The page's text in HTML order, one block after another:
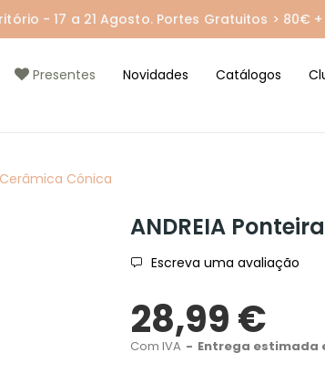
- 17 a 21 Agosto. Portes Gratuitos > 80€
Presentes Novidades Catálogos
Cerâmica Cónica
ANDREIA
Escreva uma avaliação
28,99 €
Com IVA Entrega estimada